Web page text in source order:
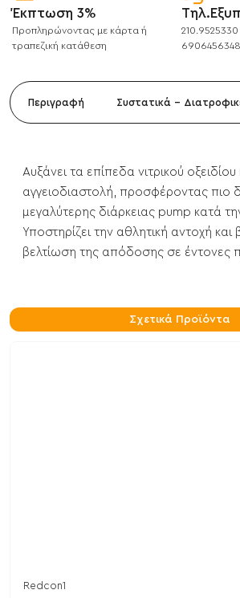
Έκπτωση 3%
Προπληρώνοντας με κάρτα ή
τραπεζική κατάθεση
6906456348
Περιγραφή Συστατικά -
Αυξάνει τα επίπεδα νιτρικού οξειδίου
αγγειοδιαστολή, προσφέροντας πιο
μεγαλύτερης διάρκειας pump κατά
Υποστηρίζει την αθλητική αντοχή
βελτίωση της απόδοσης σε έντονες
Σχετικά Προϊόντα
Redcon1